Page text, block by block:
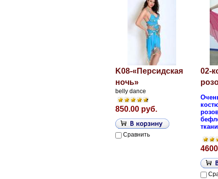
K08-«Персидская
ночь»
belly dance
850.00 руб.
Сравнить
02-